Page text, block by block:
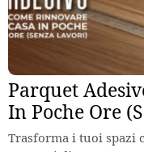
Parquet
In Poche Ore
Trasforma i tuoi spazi